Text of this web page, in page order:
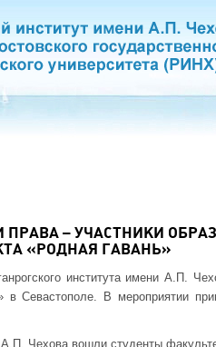
– УЧАСТНИКИ
«РОДНАЯ ГАВАНЬ»
института имени А.П.
в Севастополе. В мероприятии
А.П. Чехова вошли студенты